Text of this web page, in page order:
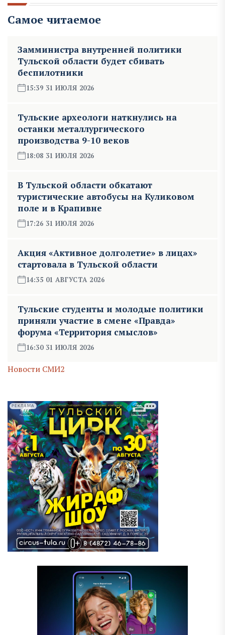
Самое читаемое
Замминистра внутренней политики
Тульской области будет сбивать
беспилотники
15:39 31 ИЮЛЯ 2026
Тульские археологи наткнулись на
останки металлургического
производства 9-10 веков
18:08 31 ИЮЛЯ 2026
В Тульской области обкатают
туристические автобусы на Куликовом
поле и в Крапивне
17:26 31 ИЮЛЯ 2026
Акция «Активное долголетие» в лицах»
стартовала в Тульской области
14:35 01 АВГУСТА 2026
Тульские студенты и молодые политики
приняли участие в смене «Правда»
форума «Территория смыслов»
16:30 31 ИЮЛЯ 2026
Новости СМИ2
РЕКЛАМА